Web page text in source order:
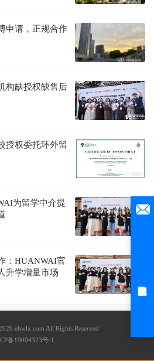
申请，正规合作
构缺授权缺售后
授权委托环外留
为留学中介提
：HUANWAI官
升学增量市场
ehwlx.com All Rights Reserved
备19004323号-1